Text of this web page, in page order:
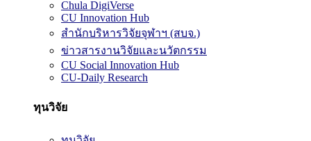
Chula DigiVerse
CU Innovation Hub
สำนักบริหารวิจัยจุฬาฯ (สบจ.)
ข่าวสารงานวิจัยและนวัตกรรม
CU Social Innovation Hub
CU-Daily Research
ทุนวิจัย